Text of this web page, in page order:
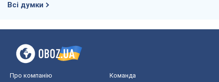
Всі думки
Про компанію Команда